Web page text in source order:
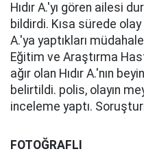
Hıdır A.'yı gören ailesi
bildirdi. Kısa sürede olay
A.'ya yaptıkları
Eğitim ve Araştırma
ağır olan Hıdır A.'nın
belirtildi. polis, olayın
inceleme yaptı.
FOTOĞRAFLI